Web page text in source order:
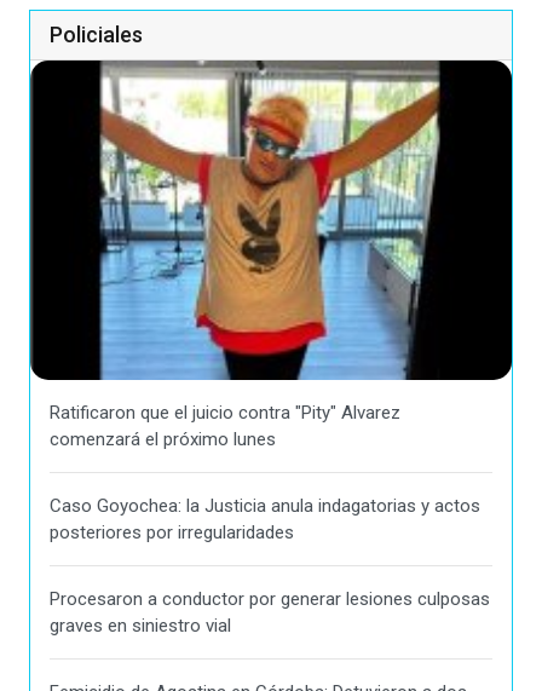
Policiales
Ratificaron que el juicio contra "Pity" Alvarez
comenzará el próximo lunes
Caso Goyochea: la Justicia anula indagatorias y actos
posteriores por irregularidades
Procesaron a conductor por generar lesiones culposas
graves en siniestro vial